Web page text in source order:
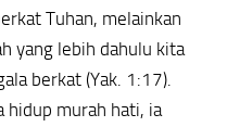
Tuhan, melainkan
yang lebih dahulu kita
berkat (Yak. 1:17).
hidup murah hati, ia